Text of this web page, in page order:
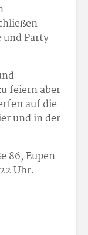
Party
feiern aber
auf die
und in der
86, Eupen
Uhr.